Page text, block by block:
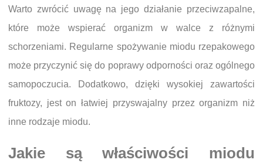
Warto zwrócić uwagę na jego działanie przeciwzapalne,
które może wspierać organizm w walce z różnymi
schorzeniami. Regularne spożywanie miodu rzepakowego
może przyczynić się do poprawy odporności oraz ogólnego
samopoczucia. Dodatkowo, dzięki wysokiej zawartości
fruktozy, jest on łatwiej przyswajalny przez organizm niż
inne rodzaje miodu.
Jakie są właściwości miodu